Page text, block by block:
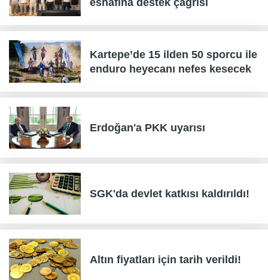
esnafına destek çağrısı
Kartepe’de 15 ilden 50 sporcu ile
enduro heyecanı nefes kesecek
Erdoğan'a PKK uyarısı
SGK'da devlet katkısı kaldırıldı!
Altın fiyatları için tarih verildi!